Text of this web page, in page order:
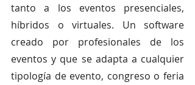
tanto a los eventos presenciales,
híbridos o virtuales. Un software
creado por profesionales de los
eventos y que se adapta a cualquier
tipología de evento, congreso o feria